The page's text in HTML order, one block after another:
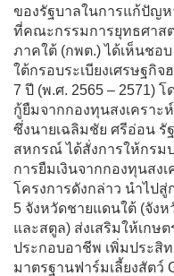
ของรัฐบาลในการแก้ปัญห
ที่คณะกรรมการยุทธศาส
ภาคใต้ (กพต.) ได้เห็นชอ
ใต้กรอบระเบียงเศรษฐกิ
7 ปี (พ.ศ. 2565 – 2571)
กู้ยืมจากกองทุนสงเคราะ
ซึ่งนายเฉลิมชัย ศรีอ่อน รั
สหกรณ์ ได้สั่งการให้กรม
การยืมเงินจากกองทุนสง
โครงการดังกล่าว นำไป
5 จังหวัดชายแดนใต้ (จัง
และสตูล) ส่งเสริมให้เกษ
ประกอบอาชีพ เพิ่มประสิ
มาตรฐานฟาร์มเลี้ยงสัตว์